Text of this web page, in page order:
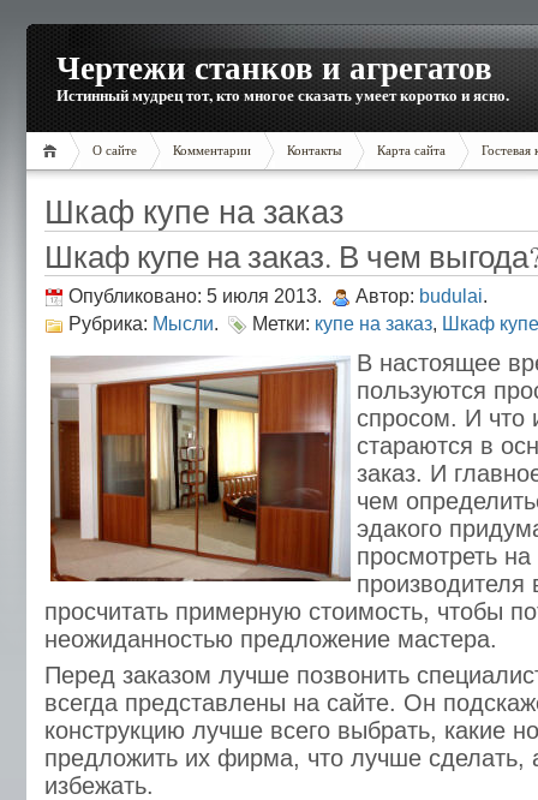
Чертежи станков и агрегатов
Истинный мудрец тот, кто многое сказать умеет коротко и ясно.
О сайте Комментарии Контакты Карта сайта Гостевая
Шкаф купе на заказ
Шкаф купе на заказ. В чем
Опубликовано: 5 июля 2013. Автор: budulai.
Рубрика: Мысли. Метки: купе на заказ, Шкаф купе
В настоящее
пользуются
спросом. И что
стараются в
заказ. И
чем
эдакого
просмотреть на
производителя
просчитать примерную стоимость, чтобы
неожиданностью предложение мастера.
Перед заказом лучше позвонить
всегда представлены на сайте. Он
конструкцию лучше всего выбрать, какие
предложить их фирма, что лучше сделать,
избежать.